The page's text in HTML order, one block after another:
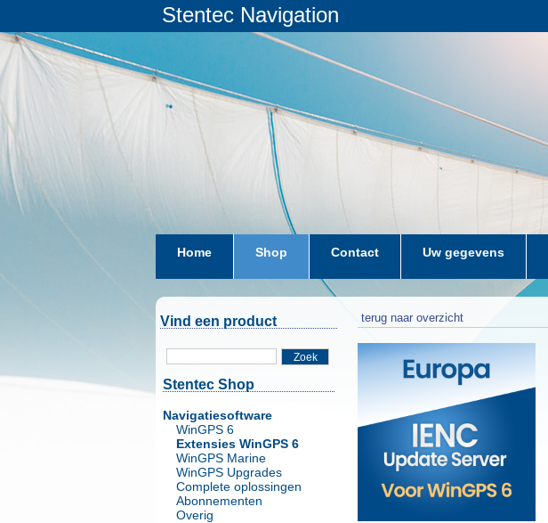
Stentec Navigation
Home Shop Contact Uw gegevens
Vind een product
Zoek
Stentec Shop
Navigatiesoftware
WinGPS 6
Extensies WinGPS 6
WinGPS Marine
WinGPS Upgrades
Complete oplossingen
Abonnementen
Overig
terug naar overzicht